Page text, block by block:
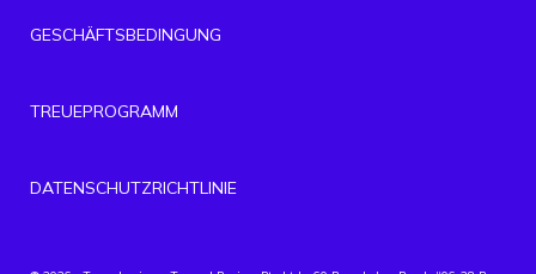
GESCHÄFTSBEDINGUNG
TREUEPROGRAMM
DATENSCHUTZRICHTLINIE